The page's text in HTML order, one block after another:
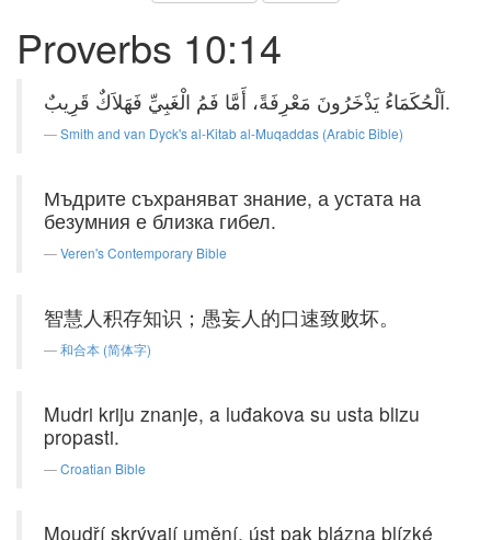
Proverbs 10:14
اَلْحُكَمَاءُ يَذْخَرُونَ مَعْرِفَةً، أَمَّا فَمُ الْغَبِيِّ فَهَلاَكٌ قَرِيبٌ.
Smith and van Dyck's al-Kitab al-Muqaddas (Arabic Bible)
Мъдрите съхраняват знание, а устата на
безумния е близка гибел.
Veren's Contemporary Bible
智慧人积存知识；愚妄人的口速致败坏。
和合本 (简体字)
Mudri kriju znanje, a luđakova su usta blizu
propasti.
Croatian Bible
Moudří skrývají umění, úst pak blázna blízké